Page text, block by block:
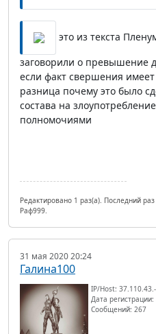
это из текста
заговорили о превышение
если факт свершения имеет
разница почему это было
состава на
полномочиями
Редактировано 1 раз(а). Последний
Раф999.
31 мая 2020 20:24
Галина100
IP/Host:
Дата
Сообщений: 267